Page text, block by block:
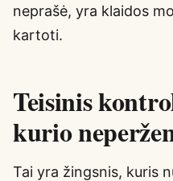
neprašė, yra klaidos
kartoti.
Teisinis
kurio
Tai yra žingsnis, kuris